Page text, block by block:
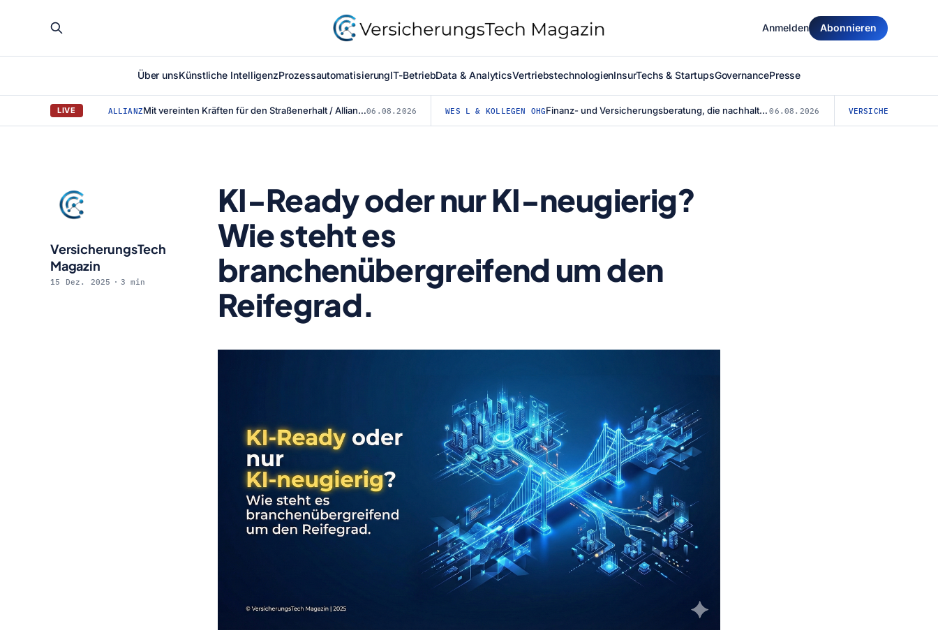
Über unsKünstliche IntelligenzProzessautomatisierungIT-BetriebData & AnalyticsVertriebstechnologienInsurTechs & StartupsGovernancePresse
Anmelden Abonnieren
LIVE ALLIANZ Mit vereinten Kräften für den Straßenerhalt / Allianz für #BESSERESTRASSEN ge...06.08.2026 WES L & KOLLEGEN OHG Finanz- und Versicherungsberatung, die nachhaltig überzeugt: Warum die Agentu... 06.08.2026 VERSICHERUNG
KI-Ready oder nur KI-neugierig?
Wie steht es
branchenübergreifend um den
Reifegrad.
VersicherungsTech
Magazin
15 Dez. 2025 3 min